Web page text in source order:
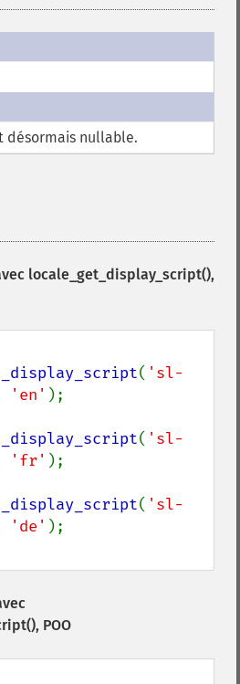
désormais nullable.
locale_get_display_script(),
( 'sl-
'en' );
( 'sl-
'fr' );
( 'sl-
'de'
, POO